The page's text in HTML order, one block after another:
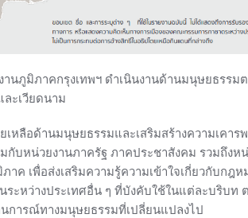
นภูมิภาคกรุงเทพฯ ดำเนินงานด้านมนุษยธรรม
ะเวียดนาม
หลือด้านมนุษยธรรมและเสริมสร้างความเคาร
บหน่วยงานภาครัฐ ภาคประชาสังคม รวมถึงห
ค เพื่อส่งเสริมความรู้ความเข้าใจเกี่ยวกับกฎห
ะหว่างประเทศอื่น ๆ ที่บังคับใช้ในแต่ละบริบท
ารณ์ทางมนุษยธรรมที่เปลี่ยนแปลงไป